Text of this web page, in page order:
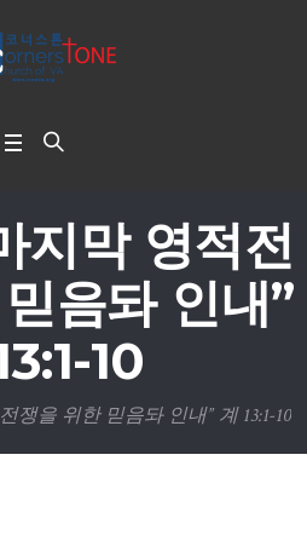
지막 영적전
음돠 인내”
10
쟁을 위한 믿음돠 인내” 계 13:1-10